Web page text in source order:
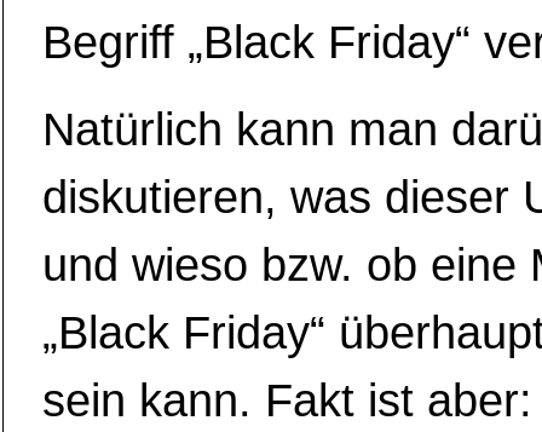
Begriff „Black Friday“
Natürlich kann man
diskutieren, was dieser
und wieso bzw. ob eine
„Black Friday“
sein kann. Fakt ist